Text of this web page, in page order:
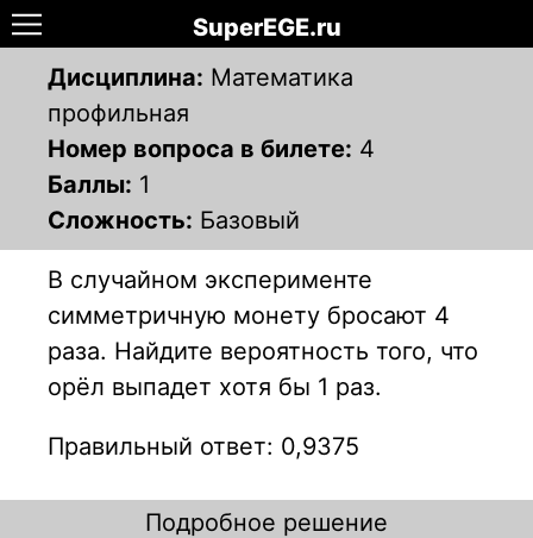
SuperEGE.ru
Дисциплина: Математика
профильная
Номер вопроса в билете: 4
Баллы: 1
Сложность: Базовый
В случайном эксперименте
симметричную монету бросают 4
раза. Найдите вероятность того, что
орёл выпадет хотя бы 1 раз.
Правильный ответ: 0,9375
Подробное решение